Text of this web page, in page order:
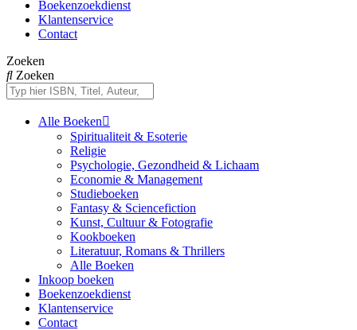
Boekenzoekdienst
Klantenservice
Contact
Zoeken
Zoeken
Alle Boeken
Spiritualiteit & Esoterie
Religie
Psychologie, Gezondheid & Lichaam
Economie & Management
Studieboeken
Fantasy & Sciencefiction
Kunst, Cultuur & Fotografie
Kookboeken
Literatuur, Romans & Thrillers
Alle Boeken
Inkoop boeken
Boekenzoekdienst
Klantenservice
Contact